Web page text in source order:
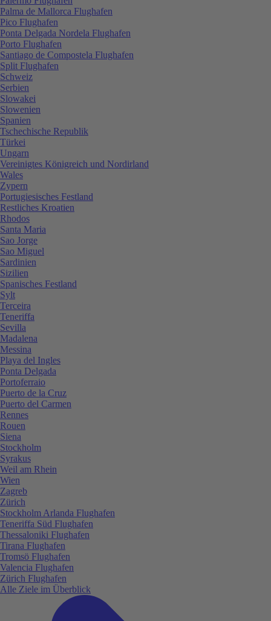
Palma de Mallorca Flughafen
Pico Flughafen
Ponta Delgada Nordela Flughafen
Porto Flughafen
Santiago de Compostela Flughafen
Split Flughafen
Schweiz
Serbien
Slowakei
Slowenien
Spanien
Tschechische Republik
Türkei
Ungarn
Vereinigtes Königreich und Nordirland
Wales
Zypern
Portugiesisches Festland
Restliches Kroatien
Rhodos
Santa Maria
Sao Jorge
Sao Miguel
Sardinien
Sizilien
Spanisches Festland
Sylt
Terceira
Teneriffa
Sevilla
Madalena
Messina
Playa del Ingles
Ponta Delgada
Portoferraio
Puerto de la Cruz
Puerto del Carmen
Rennes
Rouen
Siena
Stockholm
Syrakus
Weil am Rhein
Wien
Zagreb
Zürich
Stockholm Arlanda Flughafen
Teneriffa Süd Flughafen
Thessaloniki Flughafen
Tirana Flughafen
Tromsö Flughafen
Valencia Flughafen
Zürich Flughafen
Alle Ziele im Überblick